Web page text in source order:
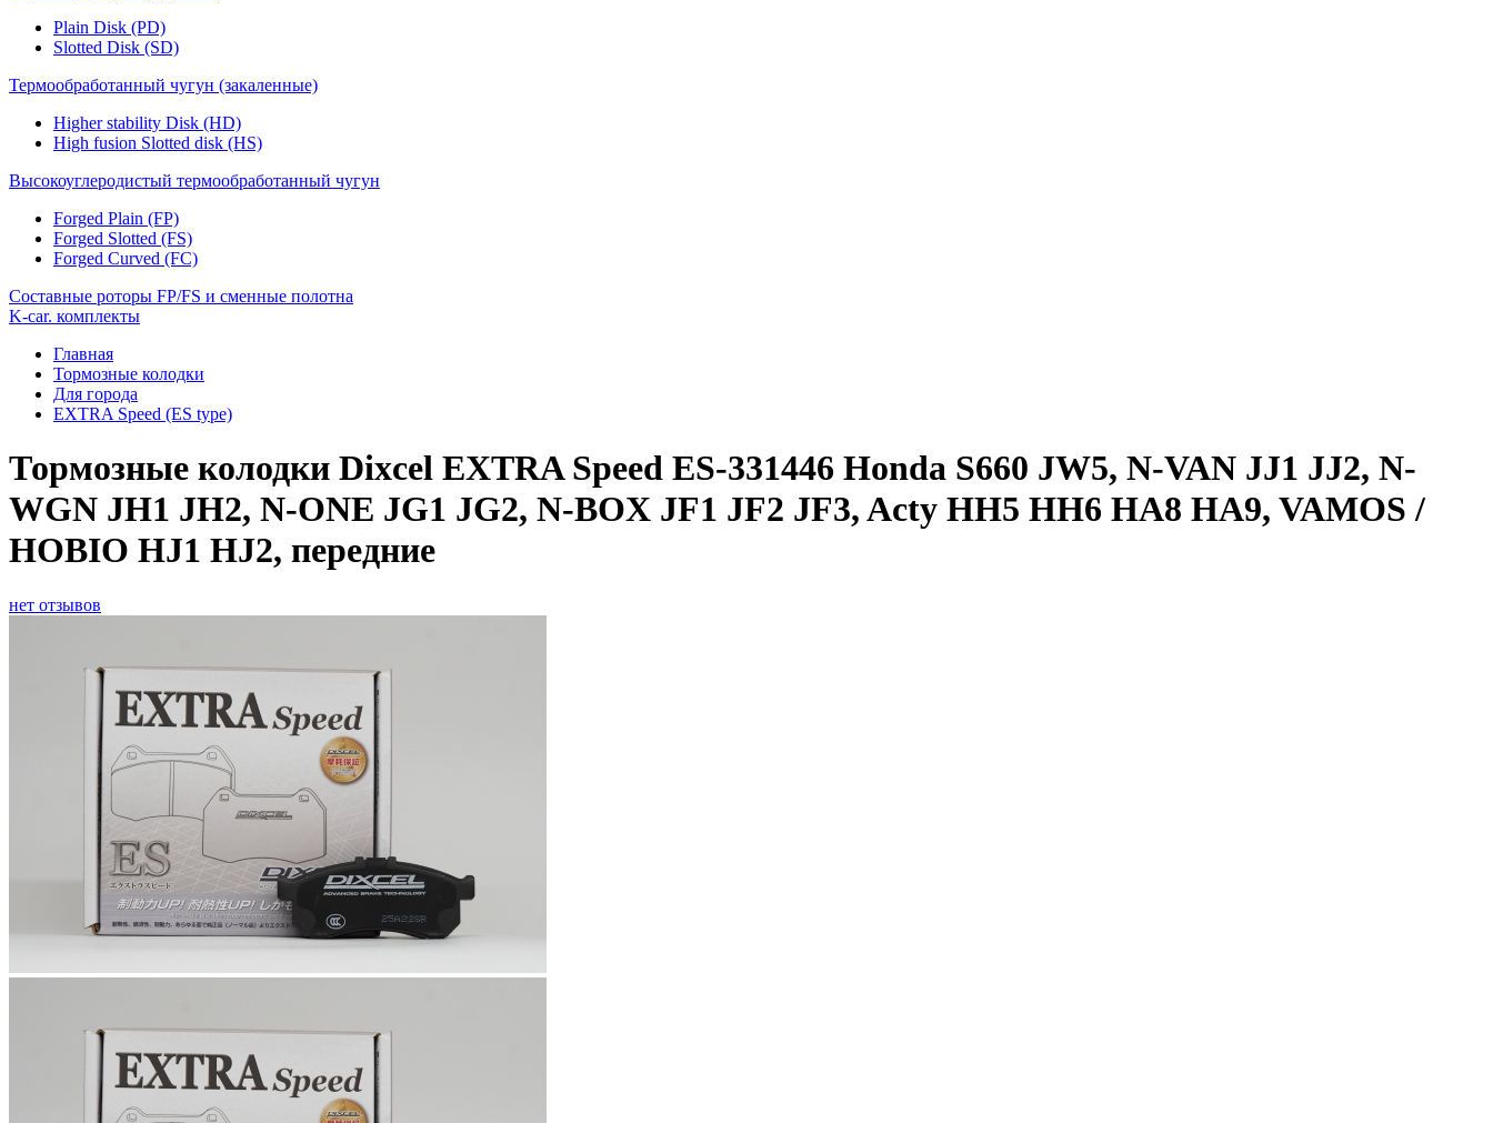
Plain Disk (PD)
Slotted Disk (SD)
Термообработанный чугун (закаленные)
Higher stability Disk (HD)
High fusion Slotted disk (HS)
Высокоуглеродистый термообработанный чугун
Forged Plain (FP)
Forged Slotted (FS)
Forged Curved (FC)
Составные роторы FP/FS и сменные полотна
K-car. комплекты
Главная
Тормозные колодки
Для города
EXTRA Speed (ES type)
Тормозные колодки Dixcel EXTRA Speed ES-331446 Honda S660 JW5, N-VAN JJ1 JJ2, N-
WGN JH1 JH2, N-ONE JG1 JG2, N-BOX JF1 JF2 JF3, Acty HH5 HH6 HA8 HA9, VAMOS /
HOBIO HJ1 HJ2, передние
нет отзывов